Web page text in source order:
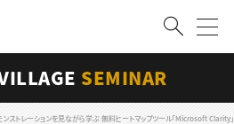
会員登録
SEMINAR
ンストレーションを見ながら学ぶ 無料ヒートマップツール「Microsoft Clarity